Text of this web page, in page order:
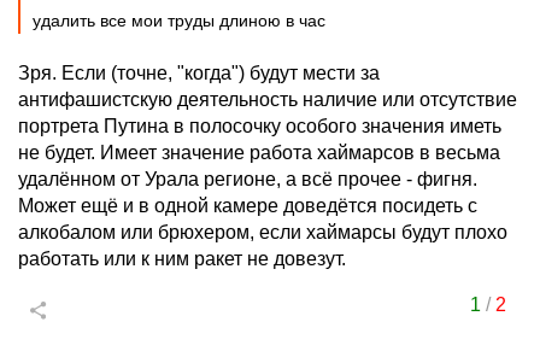
удалить все мои труды длиною в час
Зря. Если (точне, "когда") будут мести за
антифашистскую деятельность наличие или отсутствие
портрета Путина в полосочку особого значения иметь
не будет. Имеет значение работа хаймарсов в весьма
удалённом от Урала регионе, а всё прочее - фигня.
Может ещё и в одной камере доведётся посидеть с
алкобалом или брюхером, если хаймарсы будут плохо
работать или к ним ракет не довезут.
1 / 2